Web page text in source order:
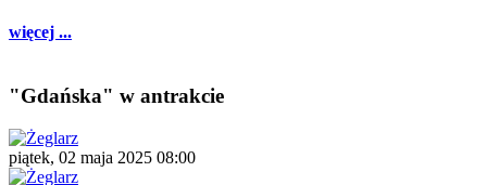
więcej ...
"Gdańska" w antrakcie
piątek, 02 maja 2025 08:00